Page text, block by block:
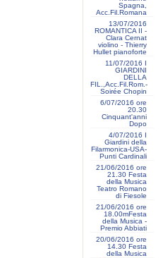
Spagna,
Acc.Fil.Romana
13/07/2016
ROMANTICA II -
Clara Cernat
violino - Thierry
Hullet pianoforte
11/07/2016 I
GIARDINI
DELLA
FIL.,Acc.Fil.Rom.-
Soirée Chopin
6/07/2016 ore
20.30
Cinquant'anni
Dopo
4/07/2016 I
Giardini della
Filarmonica-USA-
Punti Cardinali
21/06/2016 ore
21.30 Festa
della Musica
Teatro Romano
di Fiesole
21/06/2016 ore
18.00mFesta
della Musica -
Premio Abbiati
20/06/2016 ore
14.30 Festa
della Musica